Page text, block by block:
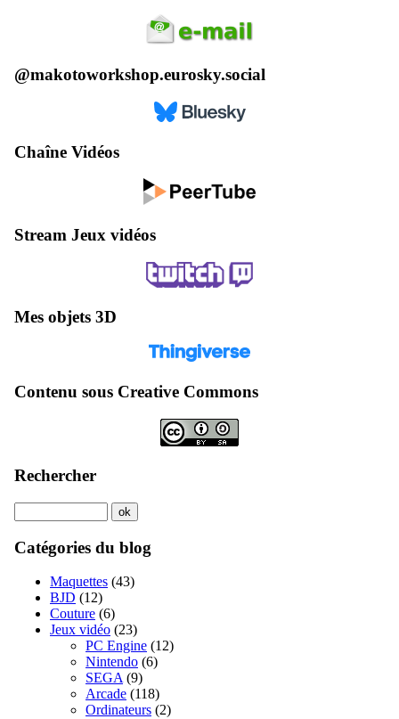
@makotoworkshop.eurosky.social
Chaîne Vidéos
Stream Jeux vidéos
Mes objets 3D
Contenu sous Creative Commons
Rechercher
Catégories du blog
Maquettes (43)
BJD (12)
Couture (6)
Jeux vidéo (23)
PC Engine (12)
Nintendo (6)
SEGA (9)
Arcade (118)
Ordinateurs (2)